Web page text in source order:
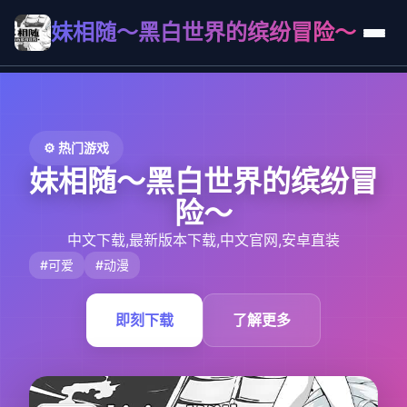
妹相随～黑白世界的缤纷冒险～
⚙️ 热门游戏
妹相随～黑白世界的缤纷冒
险～
中文下载,最新版本下载,中文官网,安卓直装
#可爱 #动漫
即刻下载 了解更多